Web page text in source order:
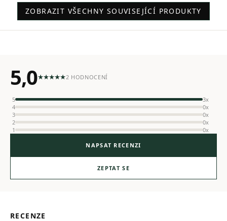
ZOBRAZIT VŠECHNY SOUVISEJÍCÍ PRODUKTY
5,0 2 HODNOCENÍ
5
3x
4
0x
3
0x
2
0x
1
0x
NAPSAT RECENZI
ZEPTAT SE
RECENZE